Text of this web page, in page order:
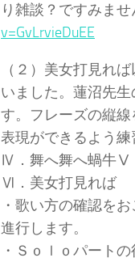
り雑談？ですみませ
v=GvLrvieDuEE
（２）美女打見れ
いました。蓮沼先
す。フレーズの縦
表現ができるよう練
Ⅳ．舞へ舞へ蝸牛Ⅴ
Ⅵ．美女打見れば
・歌い方の確認を
進行します。
・Ｓｏｌｏパート